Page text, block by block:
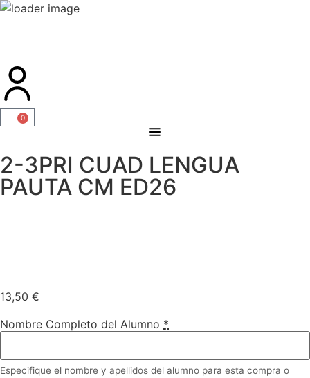
0
2-3PRI CUAD LENGUA
PAUTA CM ED26
13,50 €
Nombre Completo del Alumno *
Especifique el nombre y apellidos del alumno para esta compra o